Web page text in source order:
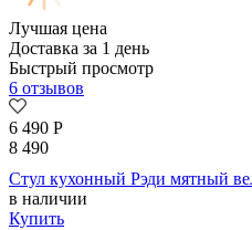
Лучшая цена
Доставка за 1 день
Быстрый просмотр
6 отзывов
6 490 Р
8 490
Стул кухонный Рэди мятный
в наличии
Купить